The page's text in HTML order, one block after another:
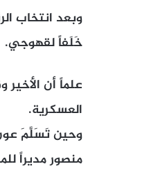
وبعد انتخاب
خَلَفاً لقهوجي.
علماً أن
العسكرية.
وحين تَسَلَّمَ
منصور مديراً